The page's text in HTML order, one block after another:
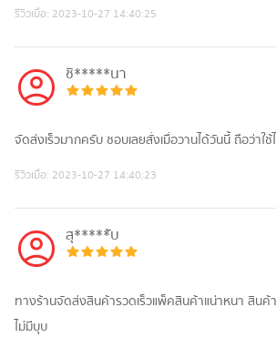
รีวิวเมื่อ: 2023-10-27 14:40:25
ชิ*****นา
จัดส่งเร็วมากครับ ชอบเลยสั่งเมื่อวานได้วันนี้ ถือว่าใช้
รีวิวเมื่อ: 2023-10-27 14:40:23
สุ*****ับ
ทางร้านจัดส่งสินค้ารวดเร็วแพ็ค​สินค้าแน่าหนา สิน
ไม่มีบุบ